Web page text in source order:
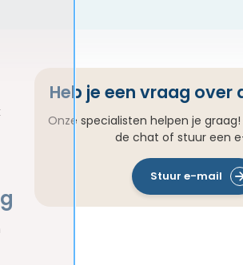
Heb je een vraag over
Onze specialisten helpen je
de chat of stuur een
Stuur e-mail